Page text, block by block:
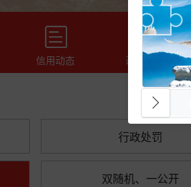
信用动态 政策法规
行政处罚
双随机、一公开